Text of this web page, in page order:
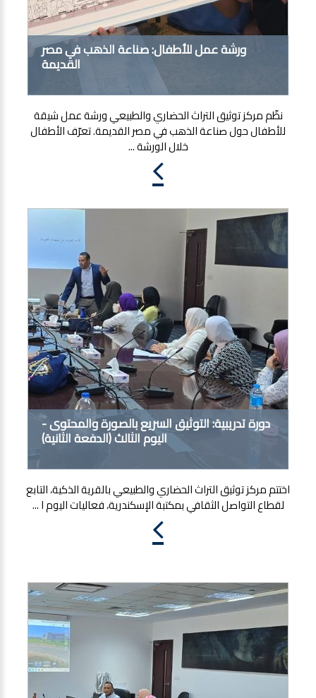
ورشة عمل للأطفال: صناعة الذهب في مصر
القديمة
نظّم مركز توثيق التراث الحضاري والطبيعي ورشة عمل شيقة
للأطفال حول صناعة الذهب في مصر القديمة. تعرّف الأطفال
خلال الورشة ...
دورة تدريبية: التوثيق السريع بالصورة والمحتوى -
اليوم الثالث (الدفعة الثانية)
اختتم مركز توثيق التراث الحضاري والطبيعي بالقرية الذكية، التابع
لقطاع التواصل الثقافي بمكتبة الإسكندرية، فعاليات اليوم ا ...